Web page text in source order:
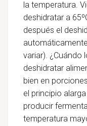
la temperatura.
deshidratar a
después el
variar). ¿Cuándo
deshidratar
bien en
el principio
producir
temperatura